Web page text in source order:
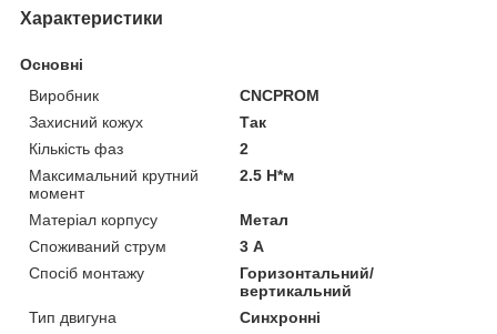
Характеристики
Основні
Виробник
CNCPROM
Захисний кожух
Так
Кількість фаз
2
Максимальний крутний
момент
2.5 Н*м
Матеріал корпусу
Метал
Споживаний струм
3 А
Спосіб монтажу
Горизонтальний/
вертикальний
Тип двигуна
Синхронні